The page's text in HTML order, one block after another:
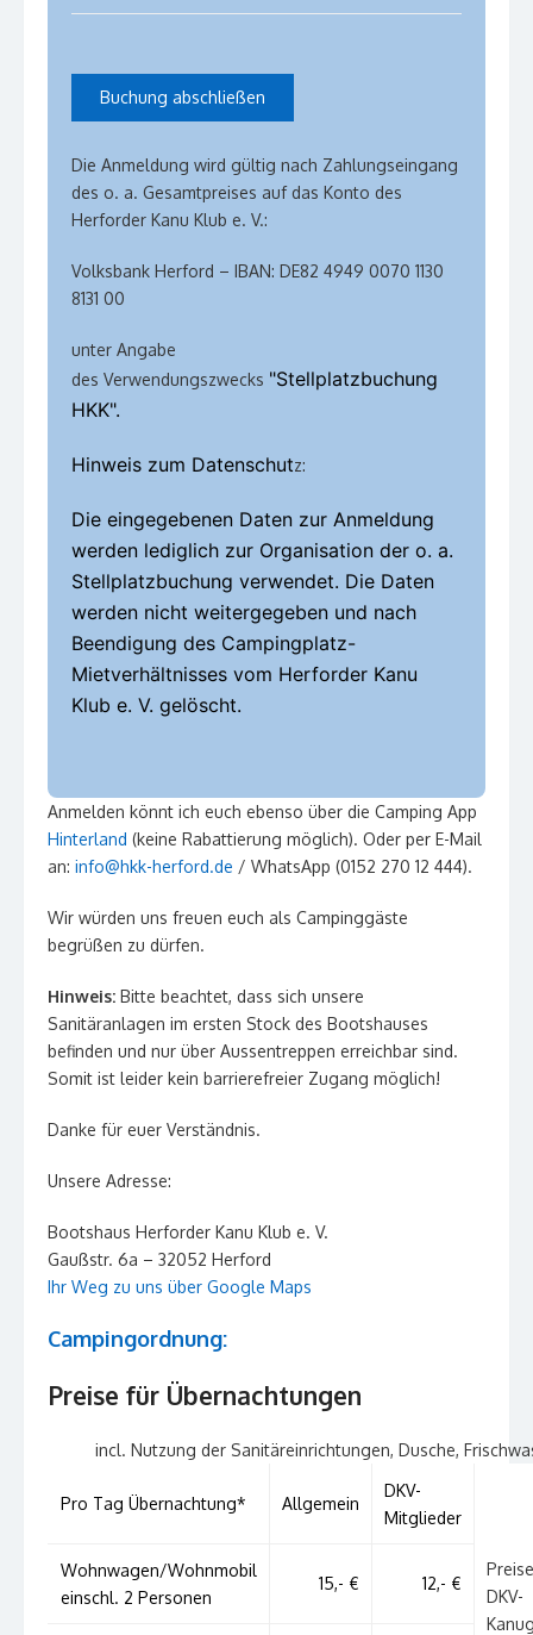
Die Anmeldung wird gültig nach Zahlungseingang
des o. a. Gesamtpreises auf das Konto des
Herforder Kanu Klub e. V.:
Volksbank Herford – IBAN: DE82 4949 0070 1130
8131 00
unter Angabe
des Verwendungszwecks "Stellplatzbuchung
HKK".
Hinweis zum Datenschutz:
Die eingegebenen Daten zur Anmeldung
werden lediglich zur Organisation der o. a.
Stellplatzbuchung verwendet. Die Daten
werden nicht weitergegeben und nach
Beendigung des Campingplatz-
Mietverhältnisses vom Herforder Kanu
Klub e. V. gelöscht.
Anmelden könnt ich euch ebenso über die Camping App
Hinterland (keine Rabattierung möglich). Oder per E-Mail
an: info@hkk-herford.de / WhatsApp (0152 270 12 444).
Wir würden uns freuen euch als Campinggäste
begrüßen zu dürfen.
Hinweis: Bitte beachtet, dass sich unsere
Sanitäranlagen im ersten Stock des Bootshauses
befinden und nur über Aussentreppen erreichbar sind.
Somit ist leider kein barrierefreier Zugang möglich!
Danke für euer Verständnis.
Unsere Adresse:
Bootshaus Herforder Kanu Klub e. V.
Gaußstr. 6a – 32052 Herford
Ihr Weg zu uns über Google Maps
Campingordnung:
Preise für Übernachtungen
incl. Nutzung der Sanitäreinrichtungen, Dusche,
Pro Tag Übernachtung* Allgemein
DKV-
Mitglieder
DKV-
Wohnwagen/Wohnmobil
einschl. 2 Personen
15,- € 12,- €